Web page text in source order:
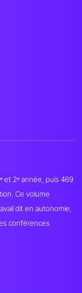
et 2ᵉ année, puis 469
Ce volume
dit en autonomie,
conférences